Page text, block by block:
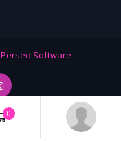
Perseo Software
0